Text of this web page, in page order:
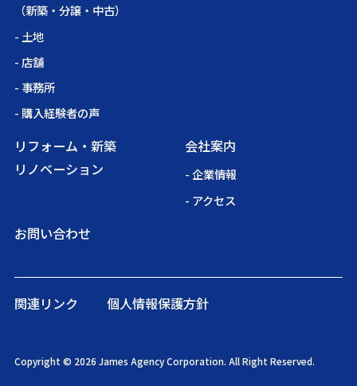
（新築・分譲・中古）
- 土地
- 店舗
- 事務所
- 購入経験者の声
リフォーム・新築
リノベーション
会社案内
- 企業情報
- アクセス
お問い合わせ
関連リンク 個人情報保護方針
Copyright © 2026 James Agency Corporation. All Right Reserved.